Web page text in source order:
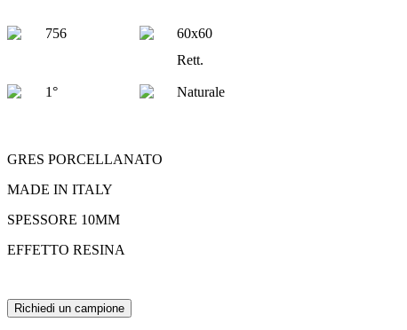
756
60x60
Rett.
1° Naturale
GRES PORCELLANATO
MADE IN ITALY
SPESSORE 10MM
EFFETTO RESINA
Richiedi un campione